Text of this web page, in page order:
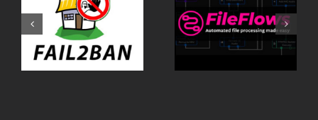
Fail2Ban-UI